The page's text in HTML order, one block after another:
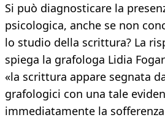
Si può diagnosticare la
psicologica, anche se non
lo studio della scrittura? La
spiega la grafologa Lidia
«la scrittura appare segnata
grafologici con una tale
immediatamente la